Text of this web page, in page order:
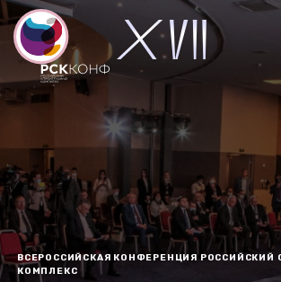
ВСЕРОССИЙСКАЯ КОНФЕРЕНЦИЯ РОССИЙСКИЙ
КОМПЛЕКС